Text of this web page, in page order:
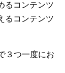
るコンテンツ
るコンテンツ
３つ一度にお